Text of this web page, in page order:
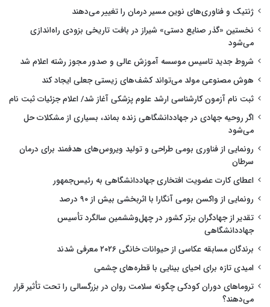
ژنتیک و فناوری‌های نوین مسیر درمان را تغییر می‌دهند
نخستین «گذر صنایع دستی» شیراز در بافت تاریخی بزودی راه‌اندازی
می‌شود
شروط جدید تاسیس موسسه آموزش عالی و صدور مجوز رشته اعلام شد
هوش مصنوعی مولد می‌تواند کشف‌های زیستی جعلی ایجاد کند
ثبت نام آزمون کارشناسی ارشد علوم پزشکی آغاز شد/ اعلام جزئیات ثبت نام
اگر روحیه جهادی در جهاددانشگاهی زنده بماند، بسیاری از مشکلات حل
می‌شود
رونمایی از فناوری بومی طراحی و تولید ویروس‌های هدفمند برای درمان
سرطان
اعطای کارت عضویت افتخاری جهاددانشگاهی به رئیس‌جمهور
رونمایی از واکسن بومی آنگارا با اثربخشی بیش از ۹۰ درصد
تقدیر از جهادگران برتر کشور در چهل‌وششمین سالگرد تأسیس
جهاددانشگاهی
برندگان مسابقه عکاسی از حیوانات خانگی ۲۰۲۶ معرفی شدند
امیدی تازه برای احیای بینایی با قطره‌های چشمی
تروماهای دوران کودکی چگونه سلامت روان در بزرگسالی را تحت تأثیر قرار
می‌دهند؟